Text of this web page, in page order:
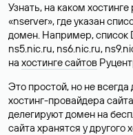
Узнать, на каком
«nserver», где указан
домен. Например, список
ns5.nic.ru, ns6.nic.ru,
на хостинге сайтов
Это простой, но не
хостинг-провайдера
делегируют домен на
сайта хранятся у другого